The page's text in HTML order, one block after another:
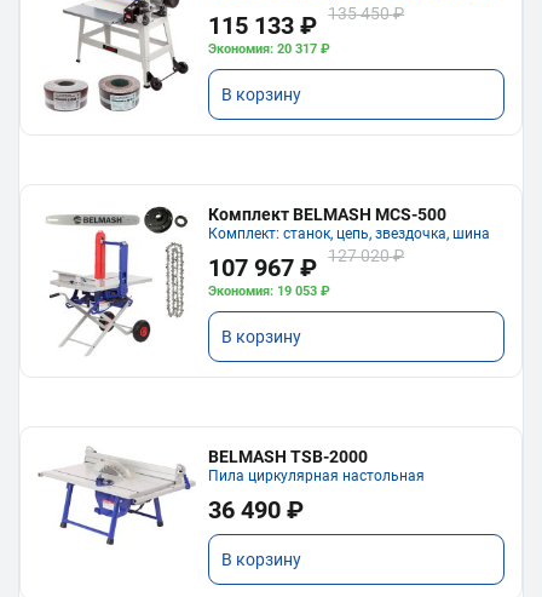
115 133 ₽ 135 450 ₽
Экономия: 20 317 ₽
В корзину
Комплект BELMASH MCS-500
Комплект: станок, цепь, звездочка, шина
107 967 ₽ 127 020 ₽
Экономия: 19 053 ₽
В корзину
BELMASH TSB-2000
Пила циркулярная настольная
36 490 ₽
В корзину